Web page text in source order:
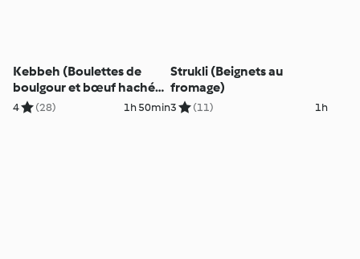
Kebbeh (Boulettes de
boulgour et bœuf haché
aux épices)
4 (28) 1h 50min
Strukli (Beignets au
fromage)
3 (11) 1h